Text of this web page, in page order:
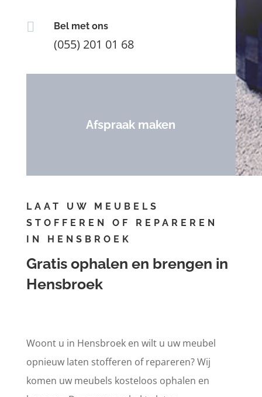
 Bel met ons
(055) 201 01 68
Afspraak maken
LAAT UW MEUBELS
STOFFEREN OF REPAREREN
IN HENSBROEK
Gratis ophalen en brengen in
Hensbroek
Woont u in Hensbroek en wilt u uw meubel
opnieuw laten stofferen of repareren? Wij
komen uw meubels kosteloos ophalen en